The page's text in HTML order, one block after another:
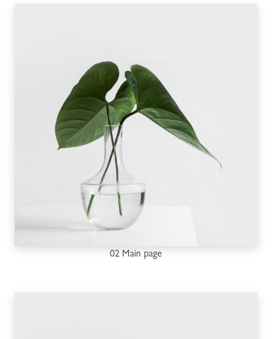
02 Main page